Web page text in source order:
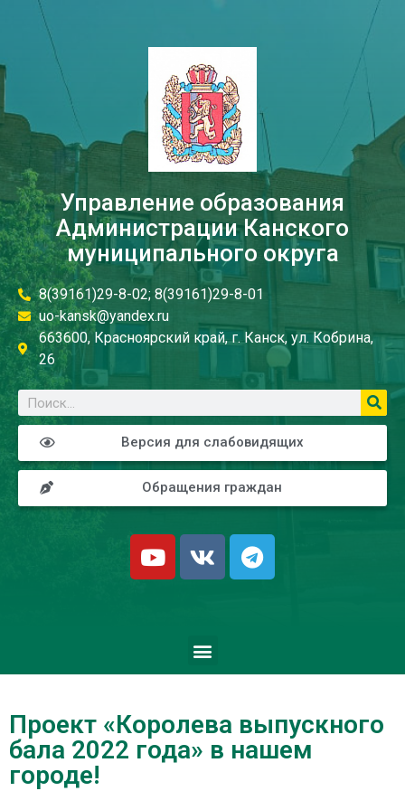
Управление образования
Администрации Канского
муниципального округа
8(39161)29-8-02; 8(39161)29-8-01
uo-kansk@yandex.ru
663600, Красноярский край, г. Канск, ул. Кобрина,
26
Версия для слабовидящих
Обращения граждан
Проект «Королева выпускного
бала 2022 года» в нашем
городе!